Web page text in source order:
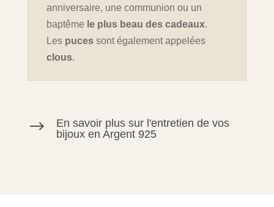
anniversaire, une communion ou un
baptême le plus beau des cadeaux.
Les pucessont également appelées
clous.
$
En savoir plus sur l'entretien de vos
bijoux en Argent 925